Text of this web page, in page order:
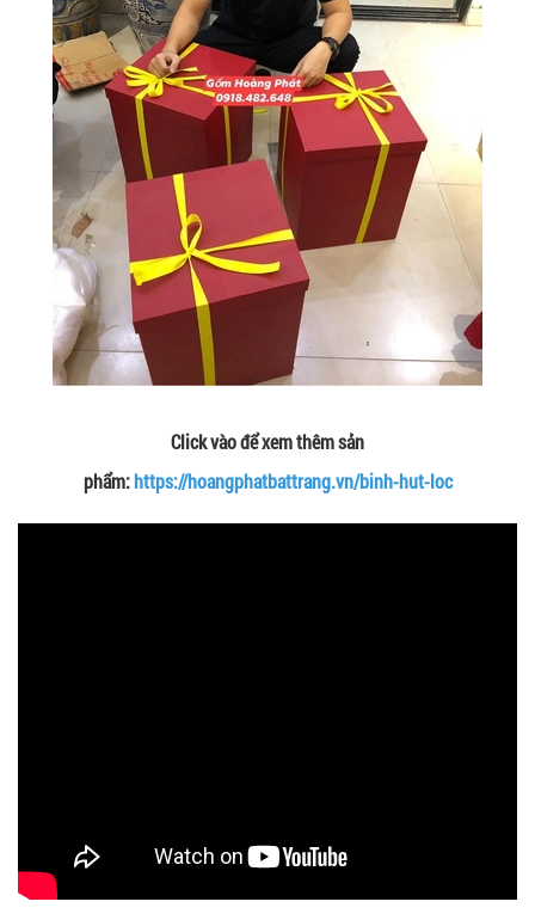
Click vào để xem thêm sản
phẩm:https://hoangphatbattrang.vn/binh-hut-loc